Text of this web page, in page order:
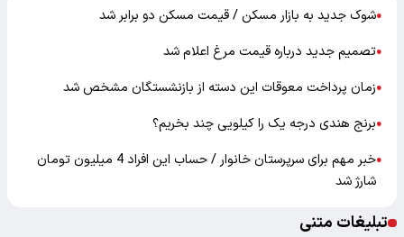
●شوک جدید به بازار مسکن / قیمت مسکن دو برابر شد
●تصمیم جدید درباره قیمت مرغ اعلام شد
●زمان پرداخت معوقات این دسته از بازنشستگان مشخص شد
●برنج هندی درجه یک را کیلویی چند بخریم؟
●
خبر مهم برای سرپرستان خانوار / حساب این افراد 4 میلیون تومان
شارژ شد
تبلیغات متنی